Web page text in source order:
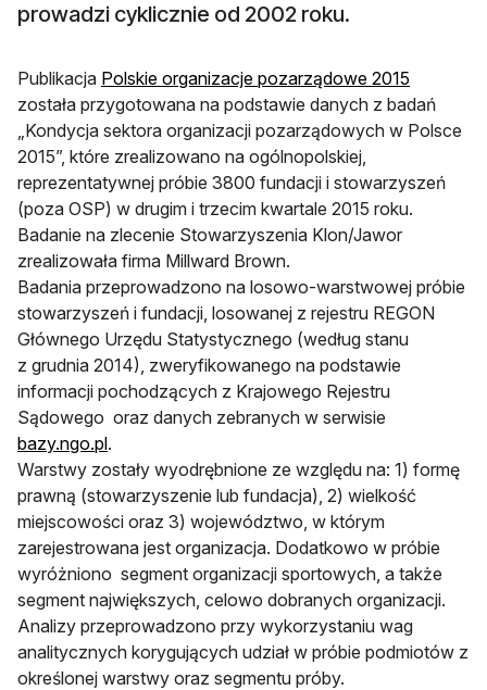
prowadzi cyklicznie od 2002 roku.
Publikacja Polskie organizacje pozarządowe 2015
została przygotowana na podstawie danych z badań
„Kondycja sektora organizacji pozarządowych w Polsce
2015”, które zrealizowano na ogólnopolskiej,
reprezentatywnej próbie 3800 fundacji i stowarzyszeń
(poza OSP) w drugim i trzecim kwartale 2015 roku.
Badanie na zlecenie Stowarzyszenia Klon/Jawor
zrealizowała firma Millward Brown.
Badania przeprowadzono na losowo-warstwowej próbie
stowarzyszeń i fundacji, losowanej z rejestru REGON
Głównego Urzędu Statystycznego (według stanu
z grudnia 2014), zweryfikowanego na podstawie
informacji pochodzących z Krajowego Rejestru
Sądowego oraz danych zebranych w serwisie
bazy.ngo.plotwiera się w nowej karcie
.
Warstwy zostały wyodrębnione ze względu na: 1) formę
prawną (stowarzyszenie lub fundacja), 2) wielkość
miejscowości oraz 3) województwo, w którym
zarejestrowana jest organizacja. Dodatkowo w próbie
wyróżniono segment organizacji sportowych, a także
segment największych, celowo dobranych organizacji.
Analizy przeprowadzono przy wykorzystaniu wag
analitycznych korygujących udział w próbie podmiotów z
określonej warstwy oraz segmentu próby.